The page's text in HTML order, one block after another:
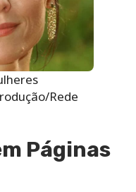
Rede
Páginas